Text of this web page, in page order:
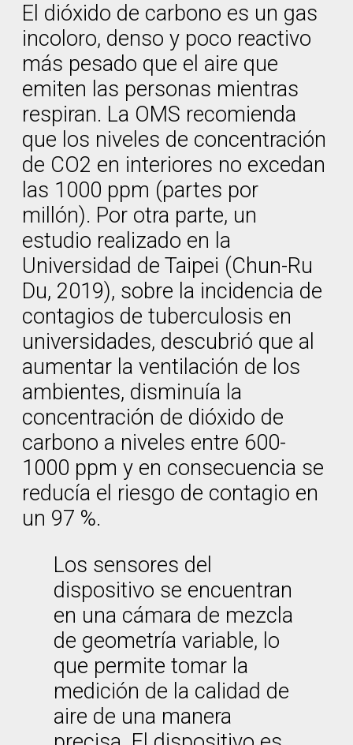
El dióxido de carbono es un gas
incoloro, denso y poco reactivo
más pesado que el aire que
emiten las personas mientras
respiran. La OMS recomienda
que los niveles de concentración
de CO2 en interiores no excedan
las 1000 ppm (partes por
millón). Por otra parte, un
estudio realizado en la
Universidad de Taipei (Chun-Ru
Du, 2019), sobre la incidencia de
contagios de tuberculosis en
universidades, descubrió que al
aumentar la ventilación de los
ambientes, disminuía la
concentración de dióxido de
carbono a niveles entre 600-
1000 ppm y en consecuencia se
reducía el riesgo de contagio en
un 97 %.
Los sensores del
dispositivo se encuentran
en una cámara de mezcla
de geometría variable, lo
que permite tomar la
medición de la calidad de
aire de una manera